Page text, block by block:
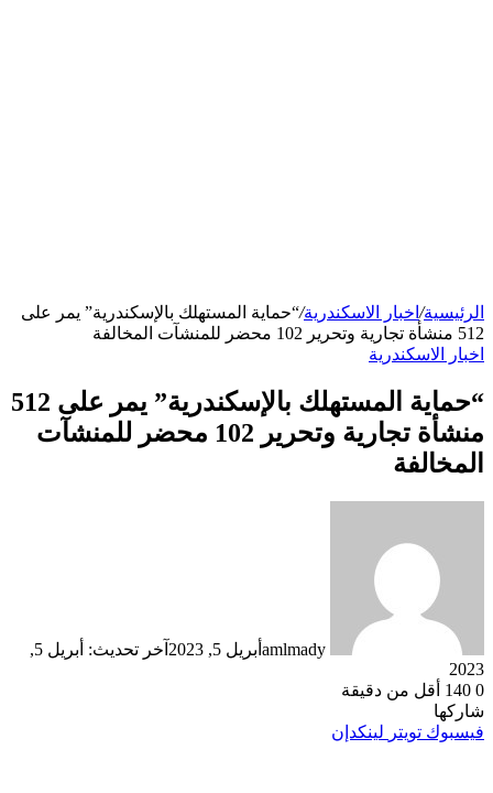
الرئيسية/ اخبار الاسكندرية/“حماية المستهلك بالإسكندرية” يمر على
512 منشأة تجارية وتحرير 102 محضر للمنشآت المخالفة
اخبار الاسكندرية
“حماية المستهلك بالإسكندرية” يمر على 512
منشأة تجارية وتحرير 102 محضر للمنشآت
المخالفة
amlmady أبريل 5, 2023
آخر تحديث: أبريل 5,
2023
0
أقل من دقيقة
شاركها
فيسبوك تويتر لينكدإن